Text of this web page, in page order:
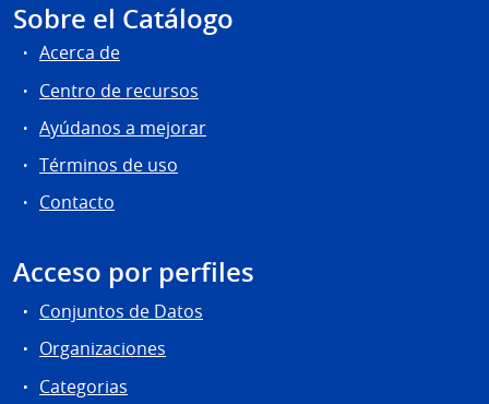
Sobre el Catálogo
Acerca de
Centro de recursos
Ayúdanos a mejorar
Términos de uso
Contacto
Acceso por perfiles
Conjuntos de Datos
Organizaciones
Categorias